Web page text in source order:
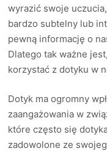
wyrazić swoje
bardzo subtelny lub
pewną informację o
Dlatego tak ważne
korzystać z dotyku w
Dotyk ma ogromny
zaangażowania w
które często się
zadowolone ze